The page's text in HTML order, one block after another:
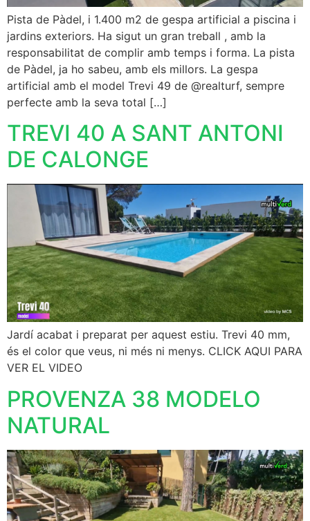
Pista de Pàdel, i 1.400 m2 de gespa artificial a piscina i
jardins exteriors. Ha sigut un gran treball , amb la
responsabilitat de complir amb temps i forma. La pista
de Pàdel, ja ho sabeu, amb els millors. La gespa
artificial amb el model Trevi 49 de @realturf, sempre
perfecte amb la seva total […]
TREVI 40 A SANT ANTONI
DE CALONGE
Jardí acabat i preparat per aquest estiu. Trevi 40 mm,
és el color que veus, ni més ni menys. CLICK AQUI PARA
VER EL VIDEO
PROVENZA 38 MODELO
NATURAL